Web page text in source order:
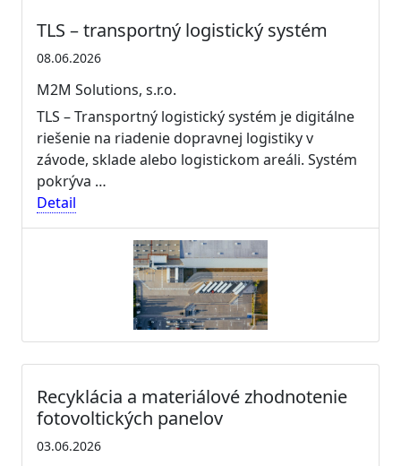
TLS – transportný logistický systém
08.06.2026
M2M Solutions, s.r.o.
TLS – Transportný logistický systém je digitálne
riešenie na riadenie dopravnej logistiky v
závode, sklade alebo logistickom areáli. Systém
pokrýva …
Detail
Recyklácia a materiálové zhodnotenie
fotovoltických panelov
03.06.2026